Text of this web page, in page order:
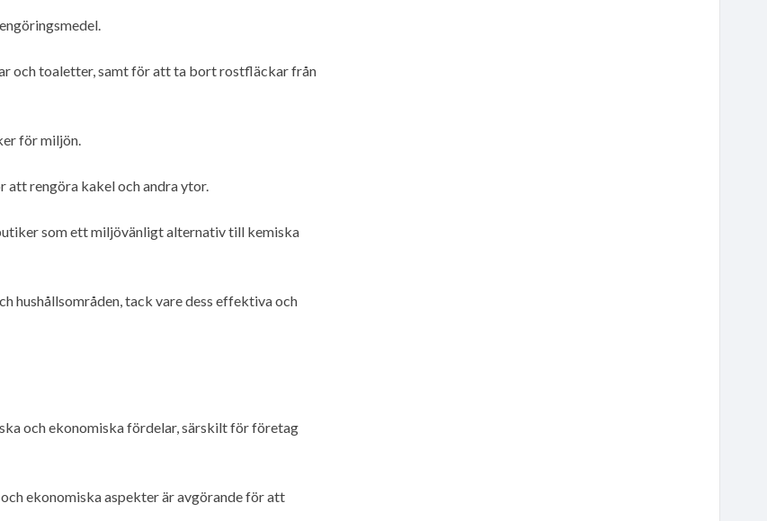
och toaletter, samt för att ta bort rostfläckar från
för miljön.
rengöra kakel och andra ytor.
som ett miljövänligt alternativ till kemiska
hushållsområden, tack vare dess effektiva och
och ekonomiska fördelar, särskilt för företag
ekonomiska aspekter är avgörande för att